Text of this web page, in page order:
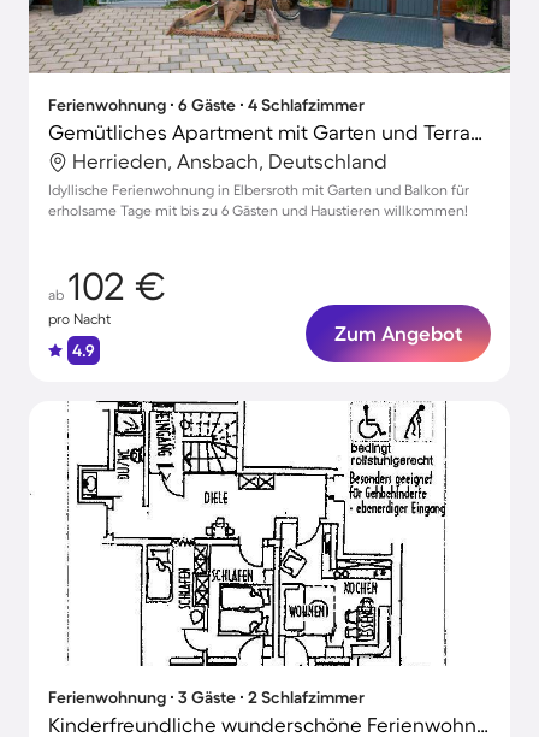
Ferienwohnung ∙ 6 Gäste ∙ 4 Schlafzimmer
Gemütliches Apartment mit Garten und Terrasse | Haustiere sind willkommen
Herrieden, Ansbach, Deutschland
Idyllische Ferienwohnung in Elbersroth mit Garten und Balkon für
erholsame Tage mit bis zu 6 Gästen und Haustieren willkommen!
ab 102 €
pro Nacht
4.9
Zum Angebot
Ferienwohnung ∙ 3 Gäste ∙ 2 Schlafzimmer
Kinderfreundliche wunderschöne Ferienwohnung mit Grill und Terrasse | Gartenblick | Haustiere sind willkommen